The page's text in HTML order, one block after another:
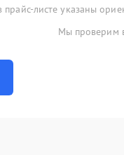
листе указаны
Мы проверим